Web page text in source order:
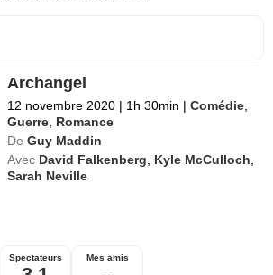
Archangel
12 novembre 2020 | 1h 30min | Comédie
Guerre Romance
De Guy Maddin
Avec David Falkenberg Kyle McCulloch
Sarah Neville
Spectateurs Mes amis